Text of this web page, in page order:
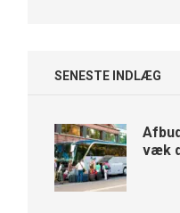
SENESTE INDLÆG
væk